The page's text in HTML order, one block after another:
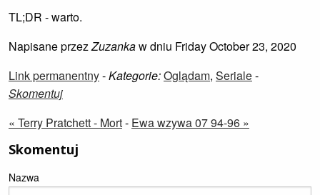
TL;DR - warto.
Napisane przezZuzankaw dniu Friday October 23, 2020
Link permanentny-Kategorie:Oglądam, Seriale-
Skomentuj
« Terry Pratchett - Mort- Ewa wzywa 07 94-96 »
Skomentuj
Nazwa